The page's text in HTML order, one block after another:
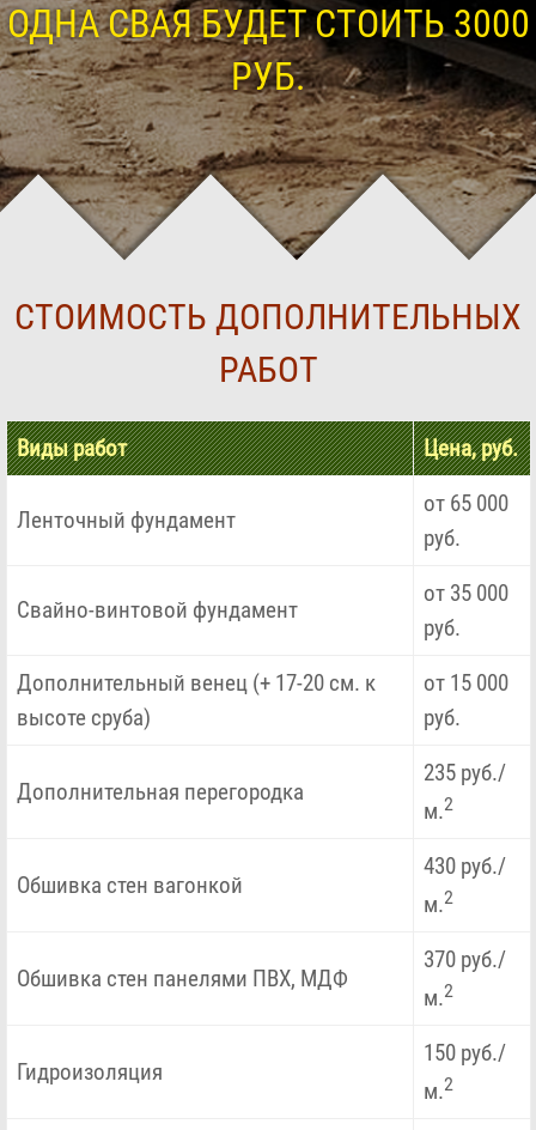
ОДНА СВАЯ БУДЕТ СТОИТЬ 3000
РУБ.
СТОИМОСТЬ ДОПОЛНИТЕЛЬНЫХ
РАБОТ
Виды работ Цена, руб.
Ленточный фундамент
от 65 000
руб.
Свайно-винтовой фундамент
от 35 000
руб.
Дополнительный венец (+ 17-20 см. к
высоте сруба)
от 15 000
руб.
Дополнительная перегородка
235 руб./
м.2
Обшивка стен вагонкой
430 руб./
м.2
Обшивка стен панелями ПВХ, МДФ
370 руб./
м.2
Гидроизоляция
150 руб./
м.2